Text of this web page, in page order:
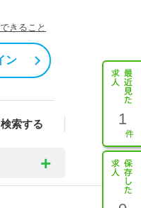
きること
ン
索する 1